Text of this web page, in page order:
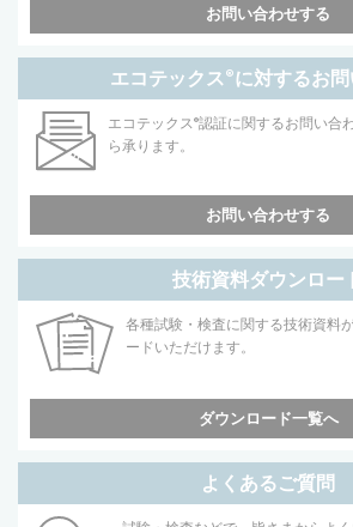
お問い合わせする
エコテックス®に対するお
エコテックス®認証に関するお問い合
ら承ります。
お問い合わせする
技術資料ダウンロー
各種試験・検査に関する技術資料
ードいただけます。
ダウンロード一覧へ
よくあるご質問